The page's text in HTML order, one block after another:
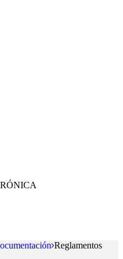
Reglamentos